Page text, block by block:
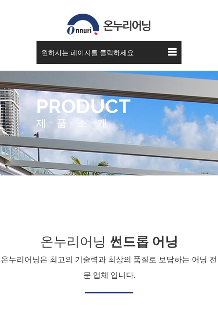
원하시는 페이지를 클릭하세요
PRODUCT
제ㆍ품ㆍ소ㆍ개
온누리어닝 썬드롭 어닝
온누리어닝은 최고의 기술력과 최상의 품질로 보답하는 어닝 전
문 업체 입니다.